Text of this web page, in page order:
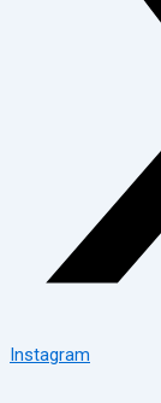
Instagram